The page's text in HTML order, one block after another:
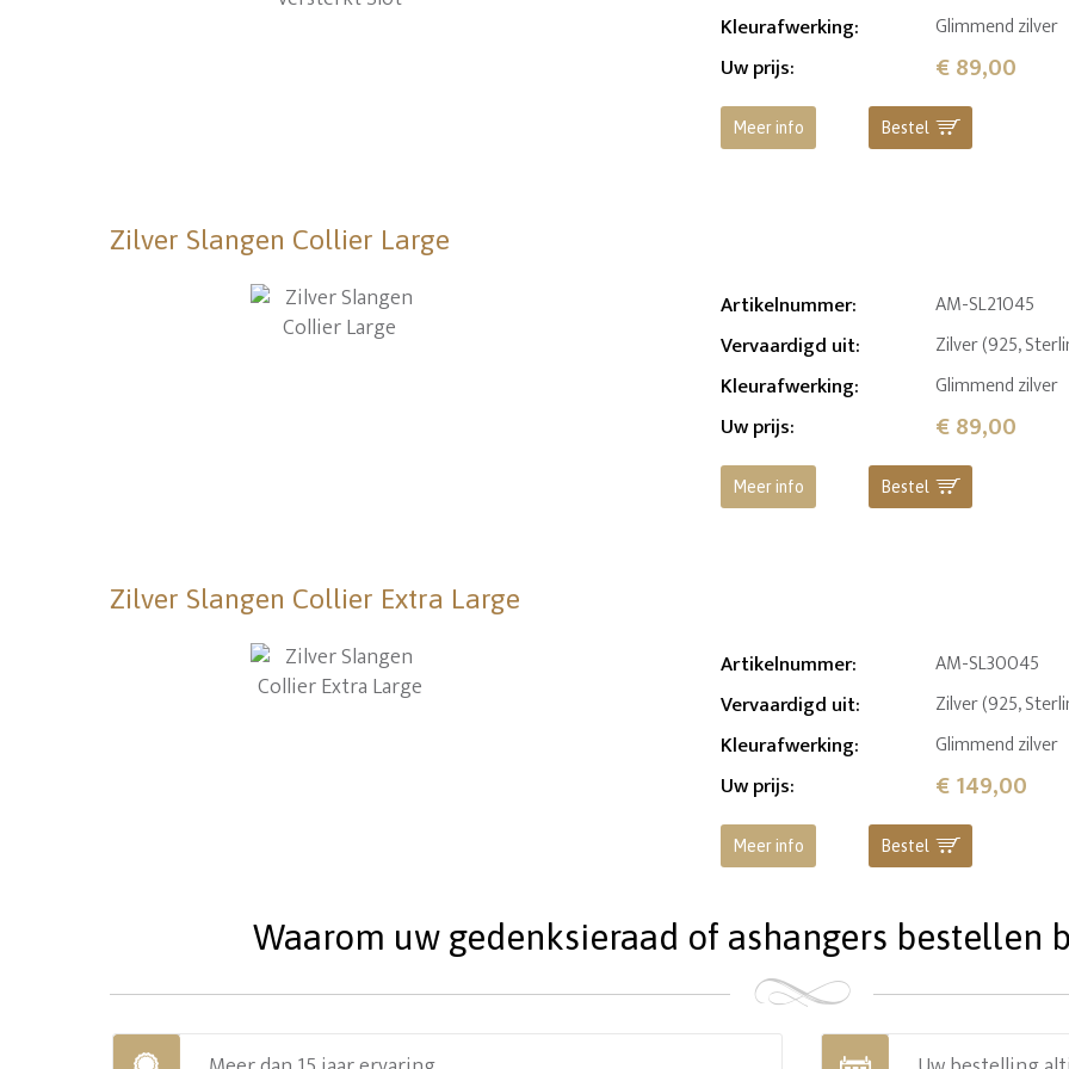
Kleurafwerking: Glimmend zilver
Uw prijs: € 89,00
Meer info Bestel
Zilver Slangen Collier Large
Artikelnummer: AM-SL21045
Vervaardigd uit: Zilver (925,
Kleurafwerking: Glimmend zilver
Uw prijs: € 89,00
Meer info Bestel
Zilver Slangen Collier Extra Large
Artikelnummer: AM-SL30045
Vervaardigd uit: Zilver (925,
Kleurafwerking: Glimmend zilver
Uw prijs: € 149,00
Meer info Bestel
Waarom uw gedenksieraad of ashangers bestellen